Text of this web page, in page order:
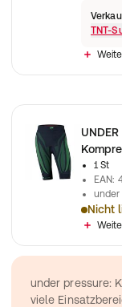
TNT-
1 St
EAN:
under
Nicht
auf
under pressure:
viele